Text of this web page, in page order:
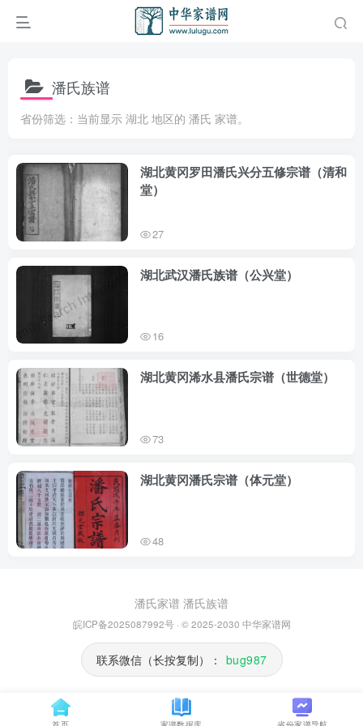
潘氏族谱
省份筛选：当前显示 湖北 地区的 潘氏 家谱。
湖北黄冈罗田潘氏兴分五修宗谱（清和
堂）
27
湖北武汉潘氏族谱（公兴堂）
16
湖北黄冈浠水县潘氏宗谱（世德堂）
73
湖北黄冈潘氏宗谱（体元堂）
48
潘氏家谱 潘氏族谱
皖ICP备2025087992号· © 2025-2030 中华家谱网
联系微信（长按复制）： bug987